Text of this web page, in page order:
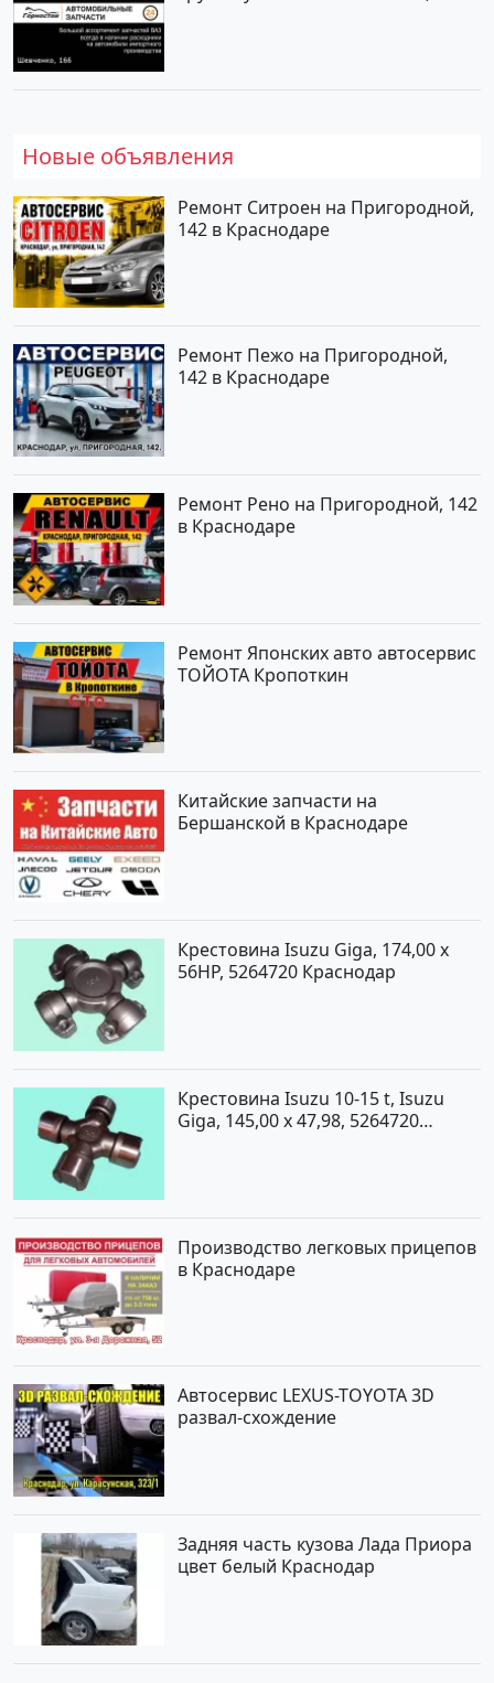
Новые объявления
Ремонт Ситроен на Пригородной,
142 в Краснодаре
Ремонт Пежо на Пригородной,
142 в Краснодаре
Ремонт Рено на Пригородной, 142
в Краснодаре
Ремонт Японских авто автосервис
ТОЙОТА Кропоткин
Китайские запчасти на
Бершанской в Краснодаре
Крестовина Isuzu Giga, 174,00 x
56HP, 5264720 Краснодар
Крестовина Isuzu 10-15 t, Isuzu
Giga, 145,00 x 47,98, 5264720
Производство легковых прицепов
в Краснодаре
Автосервис LEXUS-TOYOTA 3D
развал-схождение
Задняя часть кузова Лада Приора
цвет белый Краснодар